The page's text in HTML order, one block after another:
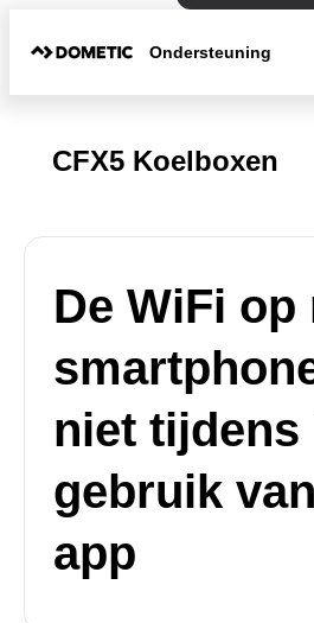
Ondersteuning
CFX5 Koelboxen
De WiFi op
niet tijdens
gebruik
app